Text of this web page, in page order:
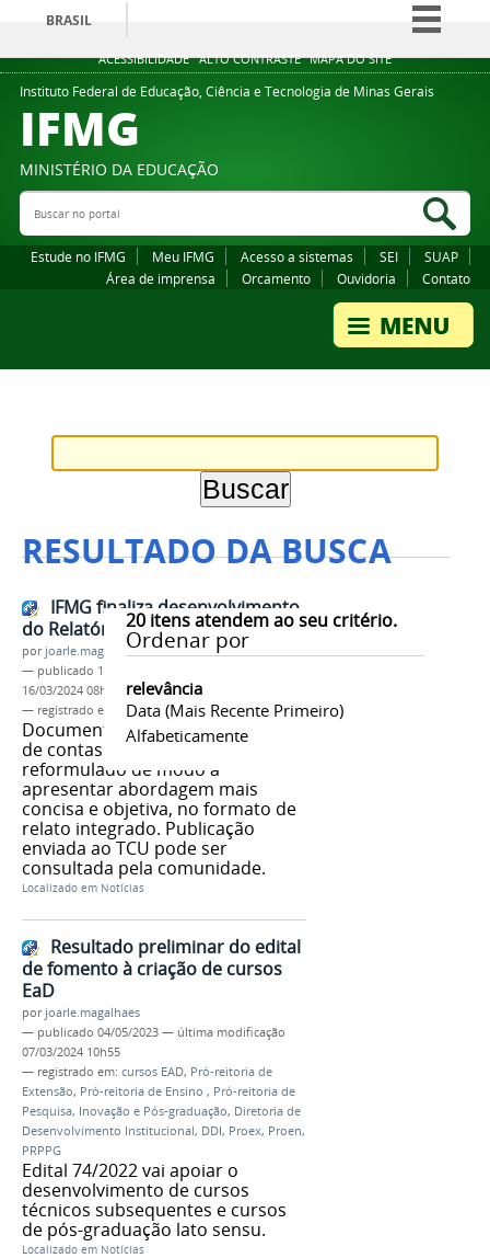
ACESSIBILIDADE ALTO CONTRASTE MAPA DO SITE
BRASIL
Simplifique!
Comunica BR
Legislação
Instituto Federal de Educação, Ciência e Tecnologia de Minas Gerais
IFMG
MINISTÉRIO DA EDUCAÇÃO
Buscar no portal
Estude no IFMG Meu IFMG Acesso a sistemas SEI
SUAP
Área de imprensa
Orcamento Ouvidoria Contato
RESULTADO DA BUSCA
20itens atendem ao seu critério.
Ordenar por
relevância
Data (mais Recente Primeiro)
Alfabeticamente
IFMG finaliza desenvolvimento
do Relatório de Gestão 2019
por joarle.magalhaes
— publicado 10/09/2020
16/03/2024 08h10
— registrado em:
Relatório de Gestão 2019, DDI
Documento anual de prestação
de contas à sociedade foi
reformulado de modo a
apresentar abordagem mais
concisa e objetiva, no formato de
relato integrado. Publicação
enviada ao TCU pode ser
consultada pela comunidade.
Localizado em Notícias
Resultado preliminar do edital
de fomento à criação de cursos
EaD
por joarle.magalhaes
— publicado 04/05/2023 — última modificação
07/03/2024 10h55
— registrado em: cursos EAD, Pró-reitoria de
Extensão, Pró-reitoria de Ensino , Pró-reitoria de
Pesquisa, Inovação e Pós-graduação, Diretoria de
Desenvolvimento Institucional, DDI, Proex, Proen,
PRPPG
Edital 74/2022 vai apoiar o
desenvolvimento de cursos
técnicos subsequentes e cursos
de pós-graduação lato sensu.
Localizado em Notícias